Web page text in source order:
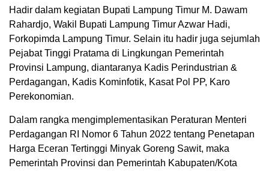
Hadir dalam kegiatan Bupati Lampung Timur M. Dawam
Rahardjo, Wakil Bupati Lampung Timur Azwar Hadi,
Forkopimda Lampung Timur. Selain itu hadir juga sejumlah
Pejabat Tinggi Pratama di Lingkungan Pemerintah
Provinsi Lampung, diantaranya Kadis Perindustrian &
Perdagangan, Kadis Kominfotik, Kasat Pol PP, Karo
Perekonomian.
Dalam rangka mengimplementasikan Peraturan Menteri
Perdagangan RI Nomor 6 Tahun 2022 tentang Penetapan
Harga Eceran Tertinggi Minyak Goreng Sawit, maka
Pemerintah Provinsi dan Pemerintah Kabupaten/Kota